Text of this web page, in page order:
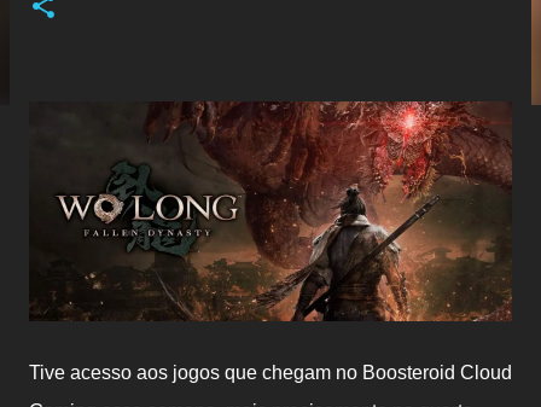
Tive acesso aos jogos que chegam no Boosteroid Cloud